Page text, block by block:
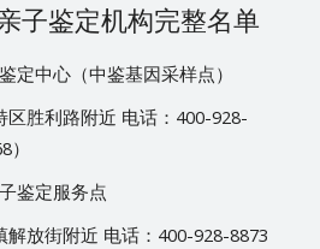
子鉴定机构完整名单
定中心（中鉴基因采样点）
胜利路附近 电话：400-928-
鉴定服务点
放街附近 电话：400-928-8873